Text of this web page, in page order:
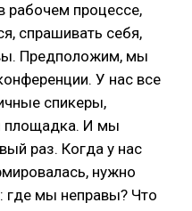
рабочем процессе,
спрашивать себя,
Предположим, мы
У нас все
спикеры,
площадка. И мы
раз. Когда у нас
нужно
где мы неправы? Что